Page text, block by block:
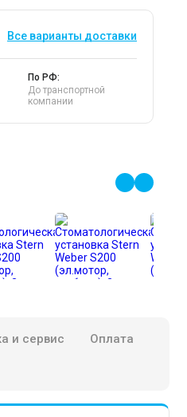
Все варианты доставки
По РФ:
До транспортной
компании
и сервис Оплата